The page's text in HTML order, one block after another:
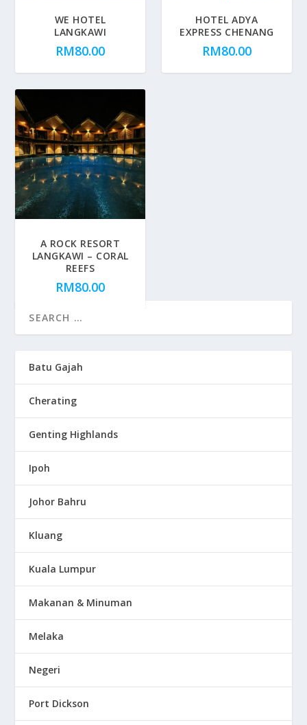
WE HOTEL
LANGKAWI
RM80.00
HOTEL ADYA
EXPRESS CHENANG
RM80.00
A ROCK RESORT
LANGKAWI – CORAL
REEFS
RM80.00
Batu Gajah
Cherating
Genting Highlands
Ipoh
Johor Bahru
Kluang
Kuala Lumpur
Makanan & Minuman
Melaka
Negeri
Port Dickson